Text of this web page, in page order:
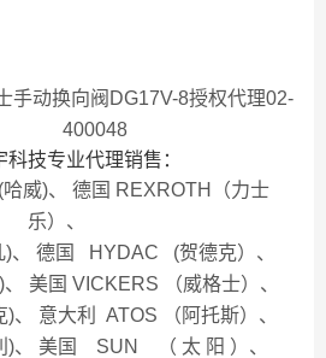
科技专业代理销售：
威)、 德国 REXROTH（力士
乐）、
)、 德国 HYDAC (贺德克）、
美国 VICKERS （威格士）、
、 意大利 ATOS （阿托斯）、
、 美国 SUN （ 太 阳 ）、